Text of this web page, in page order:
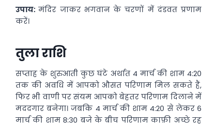
उपाय:मंदिर जाकर भगवान के चरणों में दंडवत प्रणाम
करें।
तुला राशि
सप्ताह के शुरुआती कुछ घंटे अर्थात 4 मार्च की शाम 4:20
तक की अवधि में आपको औसत परिणाम मिल सकते हैं,
फिर भी वाणी पर संयम आपको बेहतर परिणाम दिलाने में
मददगार बनेगा। जबकि 4 मार्च की शाम 4:20 से लेकर 6
मार्च की शाम 8:30 बजे के बीच परिणाम काफ़ी अच्छे रह